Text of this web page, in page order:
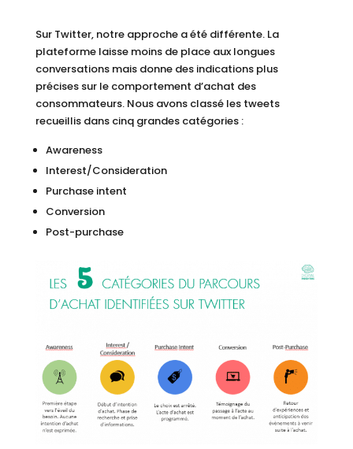
Sur Twitter, notre approche a été différente. La
plateforme laisse moins de place aux longues
conversations mais donne des indications plus
précises sur le comportement d’achat des
consommateurs. Nous avons classé les tweets
recueillis dans cinq grandes catégories :
Awareness
Interest/Consideration
Purchase intent
Conversion
Post-purchase